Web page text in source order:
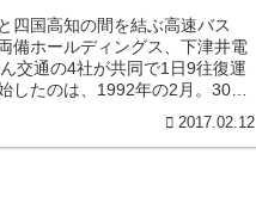
四国高知の間を結ぶ高速バス
備ホールディングス、下津井電
交通の4社が共同で1日9往復運
したのは、1992年の2月。30年
2017.02.12